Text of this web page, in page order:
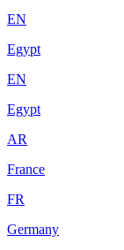
EN
Egypt
EN
Egypt
AR
France
FR
Germany